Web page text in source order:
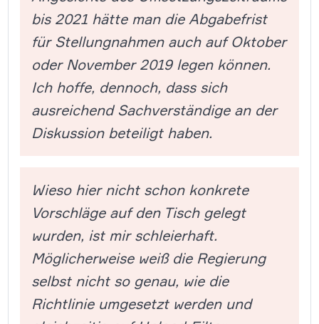
bis 2021 hätte man die Abgabefrist
für Stellungnahmen auch auf Oktober
oder November 2019 legen können.
Ich hoffe, dennoch, dass sich
ausreichend Sachverständige an der
Diskussion beteiligt haben.
Wieso hier nicht schon konkrete
Vorschläge auf den Tisch gelegt
wurden, ist mir schleierhaft.
Möglicherweise weiß die Regierung
selbst nicht so genau, wie die
Richtlinie umgesetzt werden und